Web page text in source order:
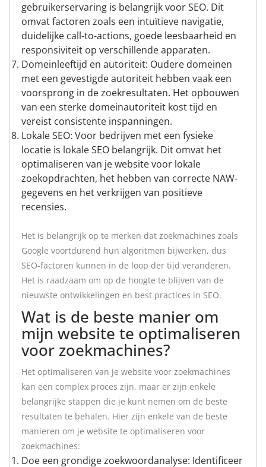
gebruikerservaring is belangrijk voor SEO. Dit
omvat factoren zoals een intuïtieve navigatie,
duidelijke call-to-actions, goede leesbaarheid en
responsiviteit op verschillende apparaten.
Domeinleeftijd en autoriteit: Oudere domeinen
met een gevestigde autoriteit hebben vaak een
voorsprong in de zoekresultaten. Het opbouwen
van een sterke domeinautoriteit kost tijd en
vereist consistente inspanningen.
Lokale SEO: Voor bedrijven met een fysieke
locatie is lokale SEO belangrijk. Dit omvat het
optimaliseren van je website voor lokale
zoekopdrachten, het hebben van correcte NAW-
gegevens en het verkrijgen van positieve
recensies.
Het is belangrijk op te merken dat zoekmachines zoals
Google voortdurend hun algoritmen bijwerken, dus
SEO-factoren kunnen in de loop der tijd veranderen.
Het is raadzaam om op de hoogte te blijven van de
nieuwste ontwikkelingen en best practices in SEO.
Wat is de beste manier om
mijn website te optimaliseren
voor zoekmachines?
Het optimaliseren van je website voor zoekmachines
kan een complex proces zijn, maar er zijn enkele
belangrijke stappen die je kunt nemen om de beste
resultaten te behalen. Hier zijn enkele van de beste
manieren om je website te optimaliseren voor
zoekmachines:
Doe een grondige zoekwoordanalyse: Identificeer